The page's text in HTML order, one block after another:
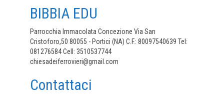
BIBBIA EDU
Parrocchia Immacolata Concezione Via San
Cristoforo,50 80055 - Portici (NA) C.F.: 80097540639 Tel:
081276584 Cell: 3510537744
chiesadeiferrovieri@gmail.com
Contattaci